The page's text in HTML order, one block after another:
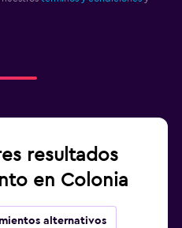
resultados
en Colonia
alternativos